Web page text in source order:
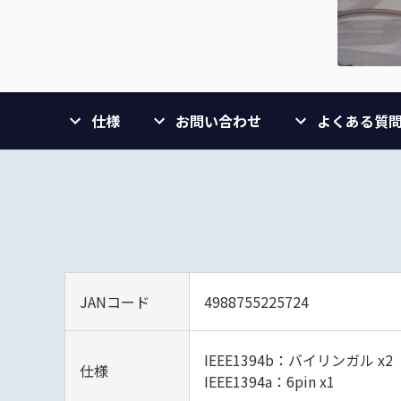
仕様 お問い合わせ よくある質
JANコード 4988755225724
仕様
IEEE1394b：バイリンガル x2
IEEE1394a：6pin x1